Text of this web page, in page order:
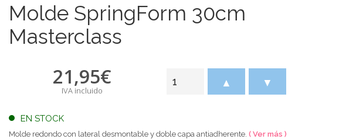
Molde SpringForm 30cm
Masterclass
21,95€
IVA incluido
EN STOCK
▲ ▼
Molde redondo con lateral desmontable y doble capa antiadherente. ( Ver más )